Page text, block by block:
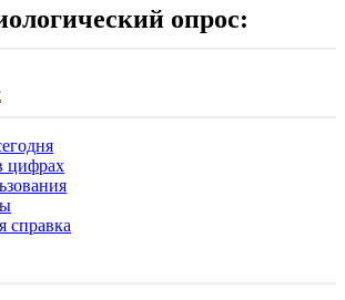
опрос:
цифрах
справка